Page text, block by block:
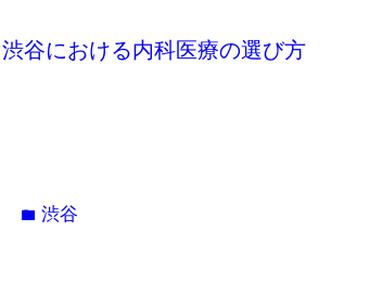
渋谷における内科医療の選び方
folder 渋谷